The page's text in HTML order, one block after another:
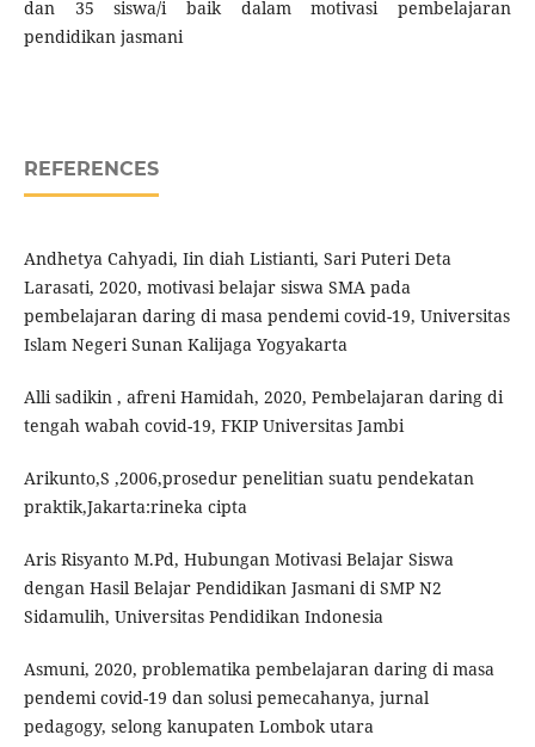
dan 35 siswa/i baik dalam motivasi pembelajaran
pendidikan jasmani
REFERENCES
Andhetya Cahyadi, Iin diah Listianti, Sari Puteri Deta
Larasati, 2020, motivasi belajar siswa SMA pada
pembelajaran daring di masa pendemi covid-19, Universitas
Islam Negeri Sunan Kalijaga Yogyakarta
Alli sadikin , afreni Hamidah, 2020, Pembelajaran daring di
tengah wabah covid-19, FKIP Universitas Jambi
Arikunto,S ,2006,prosedur penelitian suatu pendekatan
praktik,Jakarta:rineka cipta
Aris Risyanto M.Pd, Hubungan Motivasi Belajar Siswa
dengan Hasil Belajar Pendidikan Jasmani di SMP N2
Sidamulih, Universitas Pendidikan Indonesia
Asmuni, 2020, problematika pembelajaran daring di masa
pendemi covid-19 dan solusi pemecahanya, jurnal
pedagogy, selong kanupaten Lombok utara